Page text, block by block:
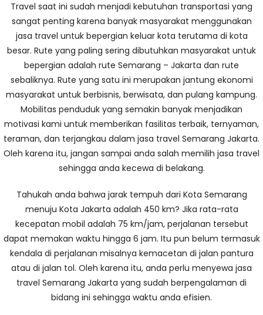
Travel saat ini sudah menjadi kebutuhan transportasi yang
sangat penting karena banyak masyarakat menggunakan
jasa travel untuk bepergian keluar kota terutama di kota
besar. Rute yang paling sering dibutuhkan masyarakat untuk
bepergian adalah rute Semarang – Jakarta dan rute
sebaliknya. Rute yang satu ini merupakan jantung ekonomi
masyarakat untuk berbisnis, berwisata, dan pulang kampung.
Mobilitas penduduk yang semakin banyak menjadikan
motivasi kami untuk memberikan fasilitas terbaik, ternyaman,
teraman, dan terjangkau dalam jasa travel Semarang Jakarta.
Oleh karena itu, jangan sampai anda salah memilih jasa travel
sehingga anda kecewa di belakang.
Tahukah anda bahwa jarak tempuh dari Kota Semarang
menuju Kota Jakarta adalah 450 km? Jika rata-rata
kecepatan mobil adalah 75 km/jam, perjalanan tersebut
dapat memakan waktu hingga 6 jam. Itu pun belum termasuk
kendala di perjalanan misalnya kemacetan di jalan pantura
atau di jalan tol. Oleh karena itu, anda perlu menyewa jasa
travel Semarang Jakarta yang sudah berpengalaman di
bidang ini sehingga waktu anda efisien.